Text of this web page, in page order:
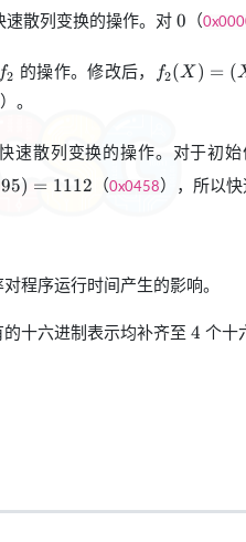
速散列变换的操作。对 0
0 （
f_2
f2 的操作。修改后， f2(X ) = (
）。
速散列变换的操作。对于初始
) = 1112 （0x0458），所以
程序运行时间产生的影响。
十六进制表示均补齐至 4
4 个十